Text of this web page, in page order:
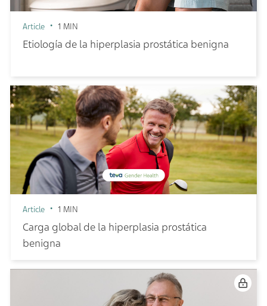
Article 1 MIN
Etiología de la hiperplasia prostática benigna
Article 1 MIN
Carga global de la hiperplasia prostática
benigna